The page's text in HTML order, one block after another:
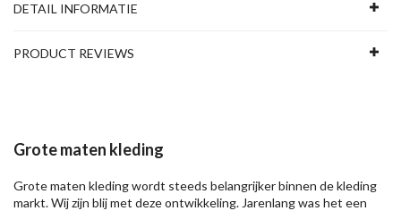
DETAIL INFORMATIE
PRODUCT REVIEWS
Grote maten kleding
Grote maten kleding wordt steeds belangrijker binnen de kleding
markt. Wij zijn blij met deze ontwikkeling. Jarenlang was het een